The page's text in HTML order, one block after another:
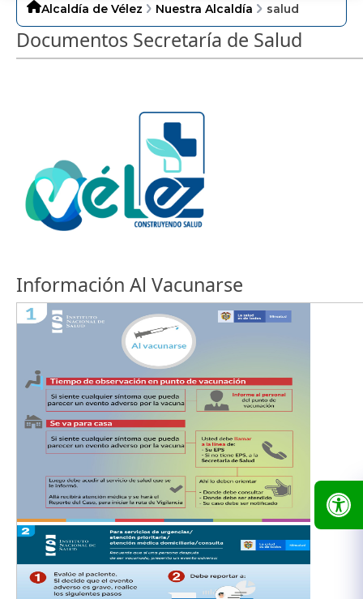
Alcaldía de Vélez Nuestra Alcaldía salud
Documentos Secretaría de Salud
Información Al Vacunarse